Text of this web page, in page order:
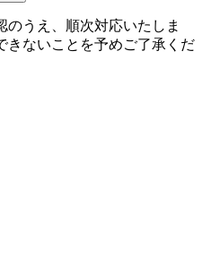
のうえ、順次対応いたしま
きないことを予めご了承くだ